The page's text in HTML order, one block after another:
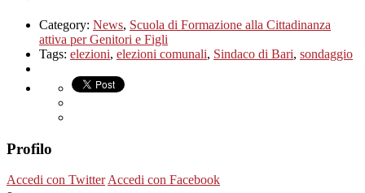
Category: News, Scuola di Formazione alla Cittadinanza
attiva per Genitori e Figli
Tags: elezioni, elezioni comunali, Sindaco di Bari, sondaggio
Profilo
Accedi con TwitterAccedi con Facebook